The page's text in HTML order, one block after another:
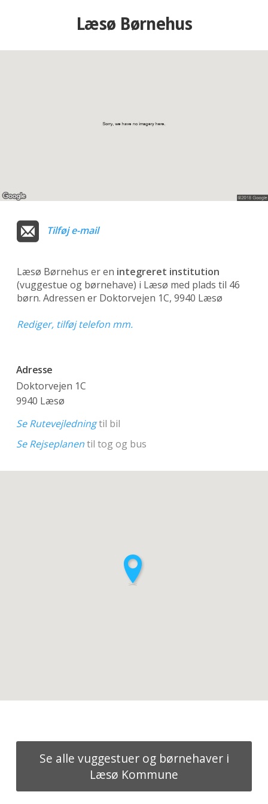
Læsø Børnehus
Tilføj e-mail
Læsø Børnehus er en integreret institution
(vuggestue og børnehave) i Læsø med plads til 46
børn. Adressen er Doktorvejen 1C, 9940 Læsø
Rediger, tilføj telefon mm.
Adresse
Doktorvejen 1C
9940 Læsø
Se Rutevejledningtil bil
Se Rejseplanentil tog og bus
Se alle vuggestuer og børnehaver i
Læsø Kommune